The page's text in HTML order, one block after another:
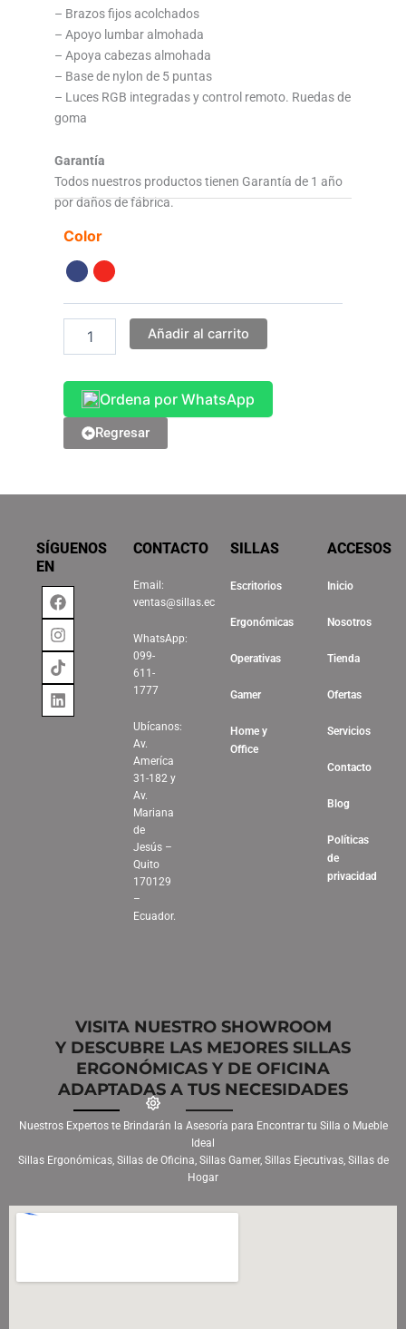
– Brazos fijos acolchados
– Apoyo lumbar almohada
– Apoya cabezas almohada
– Base de nylon de 5 puntas
– Luces RGB integradas y control remoto. Ruedas de
goma
Garantía
Todos nuestros productos tienen Garantía de 1 año
por daños de fábrica.
Color
Silla
Gamer
Env
Led
cantidad
Añadir al carrito
Ordena por WhatsApp
Regresar
SÍGUENOS
EN
Facebook
Instagram
Tiktok
Linkedin
CONTACTO
Email:
ventas@sillas.ec
WhatsApp:
099-
611-
1777
Ubícanos:
Av.
Ameríca
31-182 y
Av.
Mariana
de
Jesús –
Quito
170129
–
Ecuador.
SILLAS
Escritorios
Ergonómicas
Operativas
Gamer
Home y
Office
ACCESOS
Inicio
Nosotros
Tienda
Ofertas
Servicios
Contacto
Blog
Políticas
de
privacidad
VISITA NUESTRO SHOWROOM
Y DESCUBRE LAS MEJORES SILLAS
ERGONÓMICAS Y DE OFICINA
ADAPTADAS A TUS NECESIDADES
Nuestros Expertos te Brindarán la Asesoría para Encontrar tu Silla o Mueble
Ideal
Sillas Ergonómicas, Sillas de Oficina, Sillas Gamer, Sillas Ejecutivas, Sillas de
Hogar